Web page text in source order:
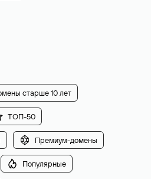
старше 10 лет
ТОП-50
Премиум-домены
Популярные